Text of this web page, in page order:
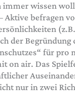
immer wissen
Aktive befragen
der Begründung
für pro
on air. Das
nur in zwei